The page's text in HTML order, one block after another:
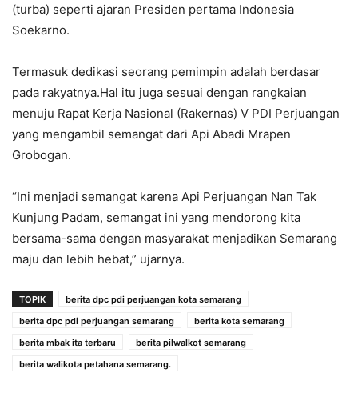
(turba) seperti ajaran Presiden pertama Indonesia
Soekarno.
Termasuk dedikasi seorang pemimpin adalah berdasar
pada rakyatnya.Hal itu juga sesuai dengan rangkaian
menuju Rapat Kerja Nasional (Rakernas) V PDI Perjuangan
yang mengambil semangat dari Api Abadi Mrapen
Grobogan.
“Ini menjadi semangat karena Api Perjuangan Nan Tak
Kunjung Padam, semangat ini yang mendorong kita
bersama-sama dengan masyarakat menjadikan Semarang
maju dan lebih hebat,” ujarnya.
TOPIK
berita dpc pdi perjuangan kota semarang
berita dpc pdi perjuangan semarang
berita kota semarang
berita mbak ita terbaru
berita pilwalkot semarang
berita walikota petahana semarang.